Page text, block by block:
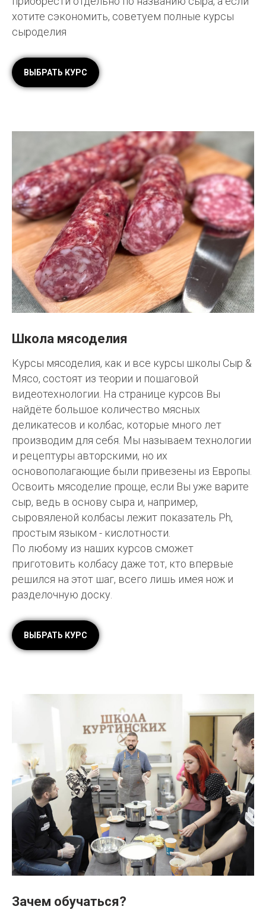
хотите сэкономить, советуем полные курсы
сыроделия
ВЫБРАТЬ КУРС
Школа мясоделия
Курсы мясоделия, как и все курсы школы Сыр &
Мясо, состоят из теории и пошаговой
видеотехнологии. На странице курсов Вы
найдёте большое количество мясных
деликатесов и колбас, которые много лет
производим для себя. Мы называем технологии
и рецептуры авторскими, но их
основополагающие были привезены из Европы.
Освоить мясоделие проще, если Вы уже варите
сыр, ведь в основу сыра и, например,
сыровяленой колбасы лежит показатель Ph,
простым языком - кислотности.
По любому из наших курсов сможет
приготовить колбасу даже тот, кто впервые
решился на этот шаг, всего лишь имея нож и
разделочную доску.
ВЫБРАТЬ КУРС
Зачем обучаться?